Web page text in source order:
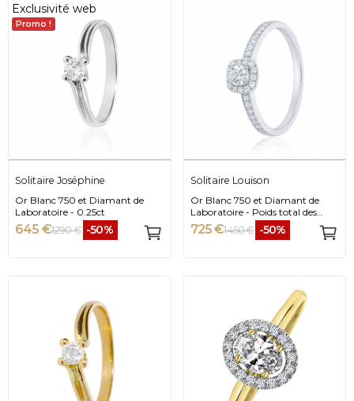
Exclusivité web
Promo !
Solitaire Joséphine
Or Blanc 750 et Diamant de
Laboratoire - 0.25ct
645 €1 290 € -50%
Solitaire Louison
Or Blanc 750 et Diamant de
Laboratoire - Poids total des
pierres 0.30ct
725 €1 450 € -50%